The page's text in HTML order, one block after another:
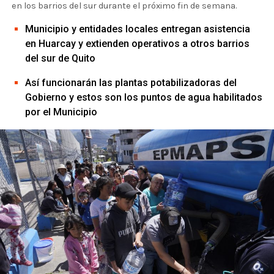
en los barrios del sur durante el próximo fin de semana.
Municipio y entidades locales entregan asistencia
en Huarcay y extienden operativos a otros barrios
del sur de Quito
Así funcionarán las plantas potabilizadoras del
Gobierno y estos son los puntos de agua habilitados
por el Municipio